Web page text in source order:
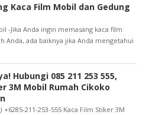
Kaca Film Mobil dan Gedung
-Jika Anda ingin memasang kaca film
Anda, ada baiknya jika Anda mengetahui
Hubungi 085 211 253 555,
3M Mobil Rumah Cikoko
211-253-555 Kaca Film Stiker 3M